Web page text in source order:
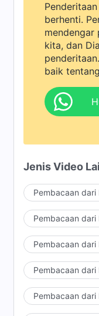
berhenti.
mendengar
kita, dan
baik
Jenis Video
Pembacaan dari
Pembacaan dari
Pembacaan dari
Pembacaan
Pembacaan